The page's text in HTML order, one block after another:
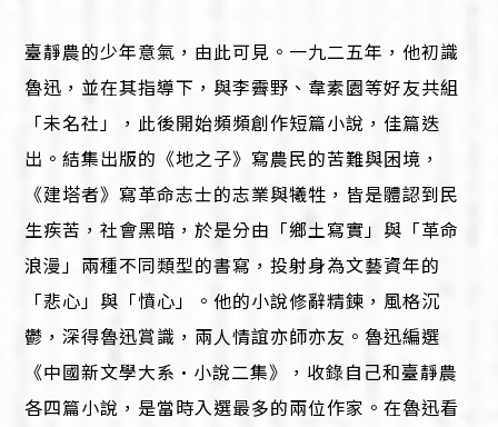
臺靜農的少年意氣，由此可見。一九二五年，他初識
魯迅，並在其指導下，與李霽野、韋素園等好友共組
「未名社」，此後開始頻頻創作短篇小說，佳篇迭
出。結集出版的《地之子》寫農民的苦難與困境，
《建塔者》寫革命志士的志業與犧牲，皆是體認到民
生疾苦，社會黑暗，於是分由「鄉土寫實」與「革命
浪漫」兩種不同類型的書寫，投射身為文藝資年的
「悲心」與「憤心」。他的小說修辭精鍊，風格沉
鬱，深得魯迅賞識，兩人情誼亦師亦友。魯迅編選
《中國新文學大系•小說二集》，收錄自己和臺靜農
各四篇小說，是當時入選最多的兩位作家。在魯迅看